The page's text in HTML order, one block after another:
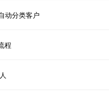
动分类客户
程